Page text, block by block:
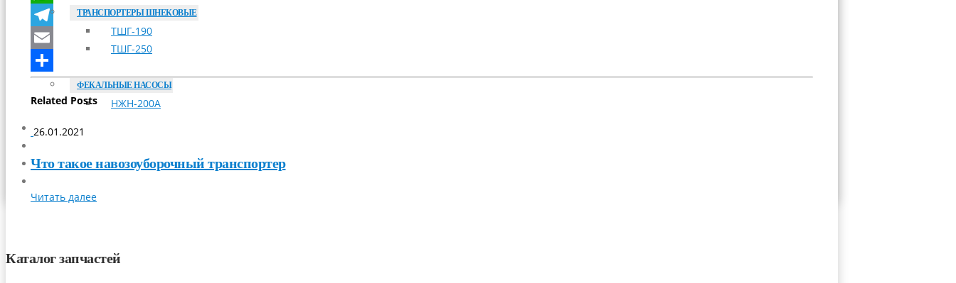
ТРАНСПОРТЕРЫ ШНЕКОВЫЕ
ТШГ-190
ТШГ-250
ФЕКАЛЬНЫЕ НАСОСЫ
НЖН-200А
ОПЛАТА
СТАТЬИ
WhatsApp
Telegram
Email
Отправить
Related Posts
26.01.2021
Что такое навозоуборочный транспортер
Читать далее
Каталог запчастей